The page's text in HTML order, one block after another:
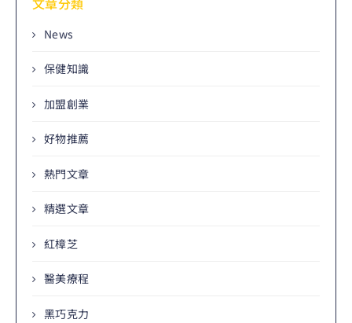
News
保健知識
加盟創業
好物推薦
熱門文章
精選文章
紅樟芝
醫美療程
黑巧克力